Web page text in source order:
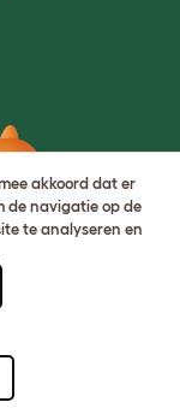
akkoord dat er
de navigatie op de
te analyseren en